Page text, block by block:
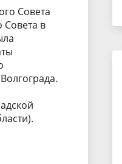
органов
Совета
Совета в